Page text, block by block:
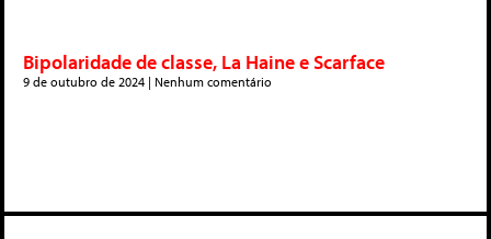
Bipolaridade de classe, La Haine e Scarface
9 de outubro de 2024 Nenhum comentário